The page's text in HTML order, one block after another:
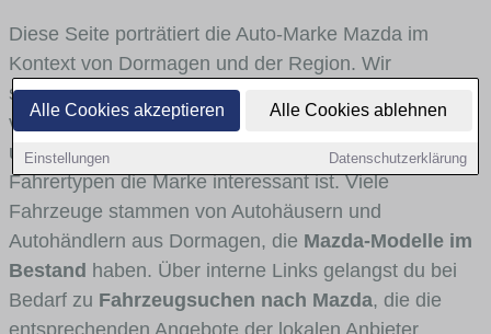
Alle Cookies akzeptieren Alle Cookies ablehnen
Einstellungen Datenschutzerklärung
Diese Seite porträtiert die Auto-Marke Mazda im
Kontext von Dormagen und der Region. Wir
skizzieren, in welchen Fahrzeugklassen Mazda stark
vertreten ist, welche Modellreihen häufig im Stadt-
und Umlandverkehr zu sehen sind und für welche
Fahrertypen die Marke interessant ist. Viele
Fahrzeuge stammen von Autohäusern und
Autohändlern aus Dormagen, die Mazda-Modelle im
Bestand haben. Über interne Links gelangst du bei
Bedarf zu Fahrzeugsuchen nach Mazda, die die
entsprechenden Angebote der lokalen Anbieter